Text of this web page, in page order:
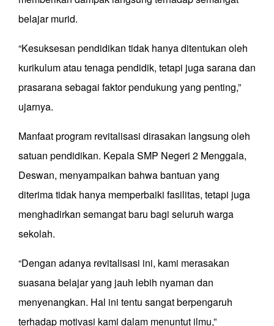
belajar murid.
“Kesuksesan pendidikan tidak hanya ditentukan oleh
kurikulum atau tenaga pendidik, tetapi juga sarana dan
prasarana sebagai faktor pendukung yang penting,”
ujarnya.
Manfaat program revitalisasi dirasakan langsung oleh
satuan pendidikan. Kepala SMP Negeri 2 Menggala,
Deswan, menyampaikan bahwa bantuan yang
diterima tidak hanya memperbaiki fasilitas, tetapi juga
menghadirkan semangat baru bagi seluruh warga
sekolah.
“Dengan adanya revitalisasi ini, kami merasakan
suasana belajar yang jauh lebih nyaman dan
menyenangkan. Hal ini tentu sangat berpengaruh
terhadap motivasi kami dalam menuntut ilmu,”